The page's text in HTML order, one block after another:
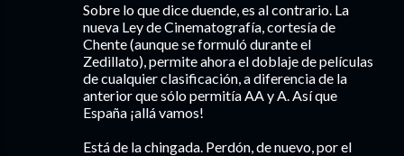
Sobre lo que dice duende, es al contrario. La
nueva Ley de Cinematografía, cortesía de
Chente (aunque se formuló durante el
Zedillato), permite ahora el doblaje de películas
de cualquier clasificación, a diferencia de la
anterior que sólo permitía AA y A. Así que
España ¡allá vamos!
Está de la chingada. Perdón, de nuevo, por el